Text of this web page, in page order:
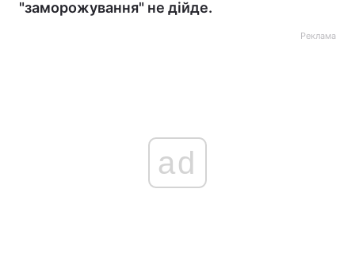
"заморожування" не дійде.
Реклама
ad